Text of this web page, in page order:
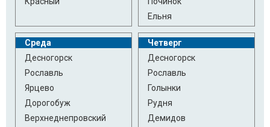
Ельня
Среда
Десногорск
Рославль
Ярцево
Дорогобуж
Верхнеднепровский
Четверг
Десногорск
Рославль
Голынки
Рудня
Демидов